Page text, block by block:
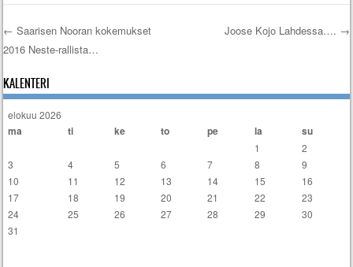
Artikkelien selaus
← Saarisen Nooran kokemukset
2016 Neste-rallista…
Joose Kojo Lahdessa…. →
KALENTERI
elokuu 2026
ma ti ke to pe la su
1
2
3
4 5 6 7 8
9
10
11 12 13 14 15
16
17
18 19 20 21 22
23
24
25 26 27 28 29
30
31